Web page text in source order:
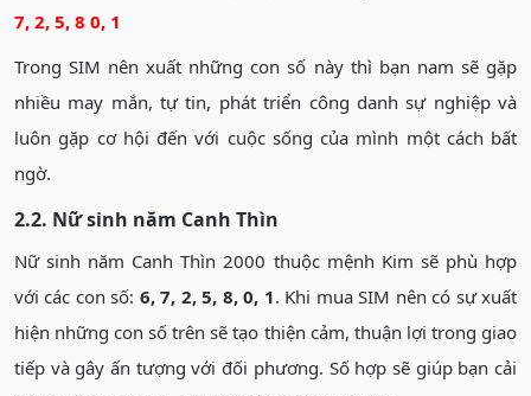
7, 2, 5, 8 0, 1
Trong SIM nên xuất những con số này thì bạn nam sẽ gặp
nhiều may mắn, tự tin, phát triển công danh sự nghiệp và
luôn gặp cơ hội đến với cuộc sống của mình một cách bất
ngờ.
2.2. Nữ sinh năm Canh Thìn
Nữ sinh năm Canh Thìn 2000 thuộc mệnh Kim sẽ phù hợp
với các con số: 6, 7, 2, 5, 8, 0, 1. Khi mua SIM nên có sự xuất
hiện những con số trên sẽ tạo thiện cảm, thuận lợi trong giao
tiếp và gây ấn tượng với đối phương. Số hợp sẽ giúp bạn cải